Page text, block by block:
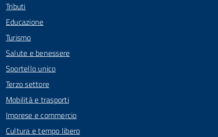
Tributi
Educazione
Turismo
Salute e benessere
Sportello unico
Terzo settore
Mobilità e trasporti
Imprese e commercio
Cultura e tempo libero